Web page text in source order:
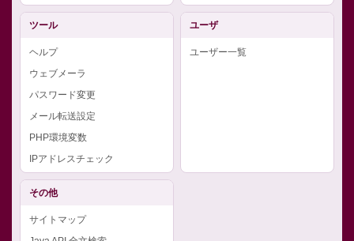
ツール
ヘルプ
ウェブメーラ
パスワード変更
メール転送設定
PHP環境変数
IPアドレスチェック
ユーザ
ユーザー一覧
その他
サイトマップ